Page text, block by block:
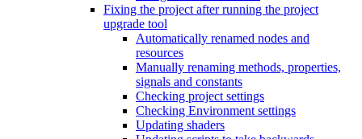
Fixing the project after running the project
upgrade tool
Automatically renamed nodes and
resources
Manually renaming methods, properties,
signals and constants
Checking project settings
Checking Environment settings
Updating shaders